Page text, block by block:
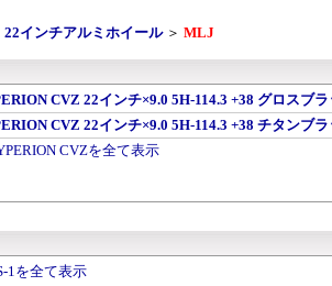
22インチアルミホイール＞ MLJ
CVZ 22インチ×9.0 5H-114.3 +38 グロスブ
CVZ 22インチ×9.0 5H-114.3 +38 チタンブ
CVZを全て表示
1を全て表示